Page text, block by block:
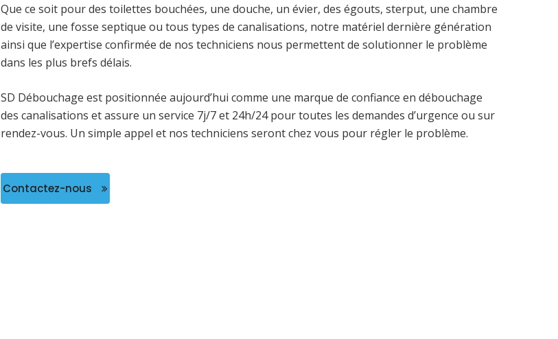
Que ce soit pour des toilettes bouchées, une douche, un évier, des égouts, sterput, une chambre
de visite, une fosse septique ou tous types de canalisations, notre matériel dernière génération
ainsi que l’expertise confirmée de nos techniciens nous permettent de solutionner le problème
dans les plus brefs délais.
SD Débouchage est positionnée aujourd’hui comme une marque de confiance en débouchage
des canalisations et assure un service 7j/7 et 24h/24 pour toutes les demandes d’urgence ou sur
rendez-vous. Un simple appel et nos techniciens seront chez vous pour régler le problème.
Contactez-nous